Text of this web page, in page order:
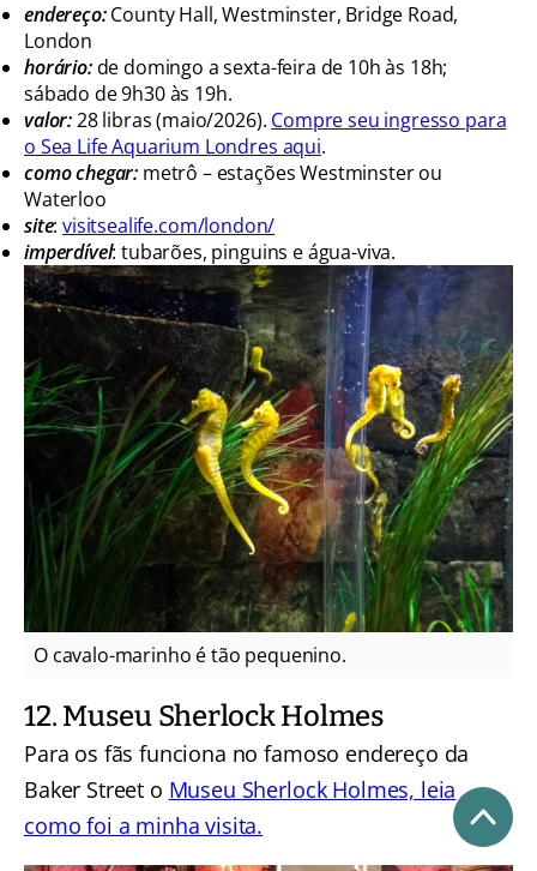
endereço:County Hall, Westminster, Bridge Road,
London
horário:de domingo a sexta-feira de 10h às 18h;
sábado de 9h30 às 19h.
valor:28 libras (maio/2026). Compre seu ingresso para
o Sea Life Aquarium Londres aqui.
como chegar: metrô – estações Westminster ou
Waterloo
site:visitsealife.com/london/
imperdível: tubarões, pinguins e água-viva.
O cavalo-marinho é tão pequenino.
12. Museu Sherlock Holmes
Para os fãs funciona no famoso endereço da
Baker Street o Museu Sherlock Holmes, leia
como foi a minha visita.